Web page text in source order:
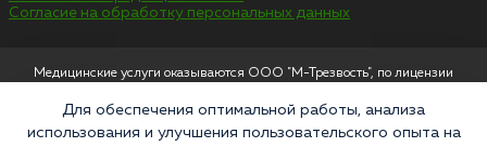
Согласие на обработку персональных данных
Медицинские услуги оказываются ООО "М-Трезвость", по лицензии
Москва, улица 8 Марта, 1с12, подъезд 1
«Напоминаем, что сайт https://narkologiya24.clinic против распространения,
Для обеспечения оптимальной работы, анализа
использования и улучшения пользовательского опыта на